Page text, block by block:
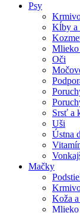
Psy
Kĺby a
Mlieko
Oči
Srsť a
Uši
Ústna
Mačky
Koža
Mlieko